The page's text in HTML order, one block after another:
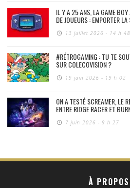
IL Y A 25 ANS, LA GAME BOY
DE JOUEURS : EMPORTER
13 juillet 2026 - 14 h 48
#RÉTROGAMING : TU TE
SUR COLECOVISION ?
19 juin 2026 - 19 h 02
ON A TESTÉ SCREAMER, LE
ENTRE RIDGE RACER ET
7 juin 2026 - 9 h 27
À PROPOS